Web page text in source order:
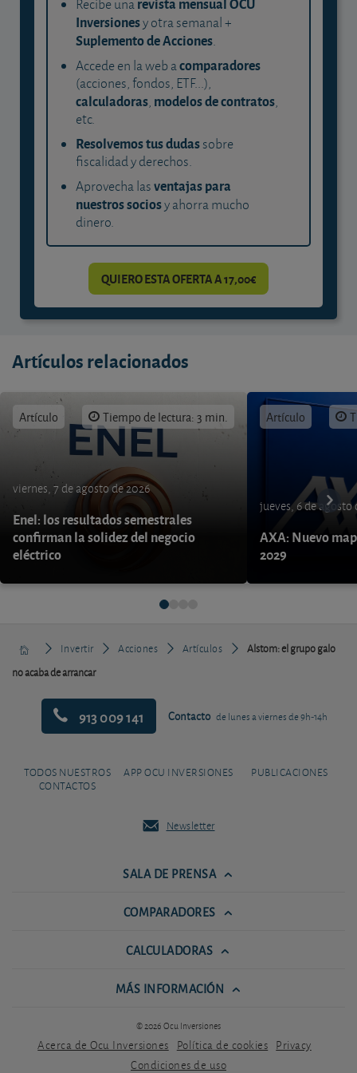
Recibe una
Inversionesy otra semanal +
Suplemento de Acciones.
Accede en la web acomparadores
(acciones, fondos, ETF...),
calculadoras, modelos de contratos,
etc.
Resolvemos tus dudassobre
fiscalidad y derechos.
Aprovecha lasventajas para
nuestros sociosy ahorra mucho
dinero.
QUIERO ESTA OFERTA A 17,00€
Artículos relacionados
Artículo Tiempo de lectura: 3 min.
viernes, 7 de agosto de 2026
Enel: los resultados semestrales
confirman la solidez del negocio
eléctrico
Artículo
jueves, 6 de agosto
AXA: Nuevo
2029
Invertir Acciones Artículos
Alstom: el grupo galo
no acaba de arrancar
913 009 141 Contacto de lunes a viernes de 9h-14h
TODOS NUESTROS
CONTACTOS
APP OCU INVERSIONES PUBLICACIONES
Newsletter
SALA DE PRENSA
COMPARADORES
CALCULADORAS
MÁS INFORMACIÓN
© 2026 Ocu Inversiones
Acerca de Ocu Inversiones Política de cookies Privacy
Condiciones de uso